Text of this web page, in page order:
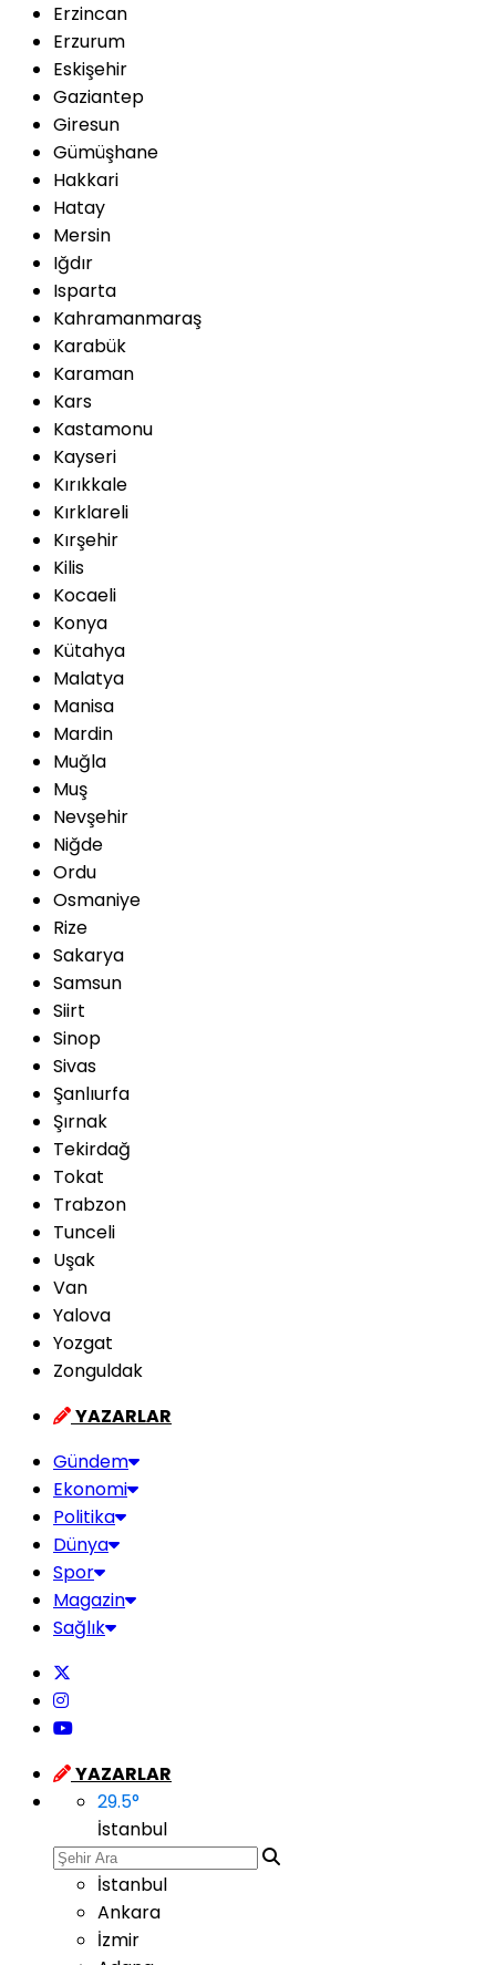
Erzincan
Erzurum
Eskişehir
Gaziantep
Giresun
Gümüşhane
Hakkari
Hatay
Mersin
Iğdır
Isparta
Kahramanmaraş
Karabük
Karaman
Kars
Kastamonu
Kayseri
Kırıkkale
Kırklareli
Kırşehir
Kilis
Kocaeli
Konya
Kütahya
Malatya
Manisa
Mardin
Muğla
Muş
Nevşehir
Niğde
Ordu
Osmaniye
Rize
Sakarya
Samsun
Siirt
Sinop
Sivas
Şanlıurfa
Şırnak
Tekirdağ
Tokat
Trabzon
Tunceli
Uşak
Van
Yalova
Yozgat
Zonguldak
YAZARLAR
Gündem
Ekonomi
Politika
Dünya
Spor
Magazin
Sağlık
YAZARLAR
29.5°
İstanbul
İstanbul
Ankara
İzmir